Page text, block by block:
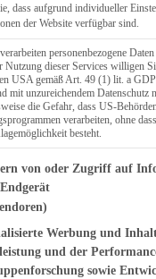
GRILLEN /
ONE-
PASTA &
PIZZA,
REIS &
SALATE
SÜSS &
dass aufgrund individueller
der Website verfügbar sind.
personenbezogene
dieser Services willigen
USA gemäß Art. 49 (1) lit. a
mit unzureichendem Datenschutz
die Gefahr, dass US-
verarbeiten, ohne
besteht.
Sie eine Liste der Zwecke
von oder Zugriff auf
Werbung und
und der
sowie